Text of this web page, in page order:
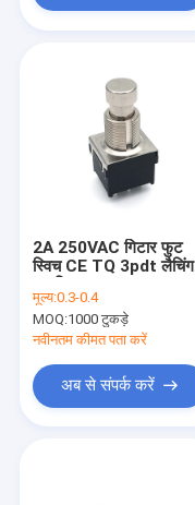
हमारे बारे में
फैक्टरी यात्रा
समाचार
सभी मामलों
2A 250VAC गिटार फुट
स्विच CE TQ 3pdt लैचिंग
मूल्य:0.3-0.4
MOQ:1000 टुकड़े
नवीनतम कीमत पता करें
अब से संपर्क करें